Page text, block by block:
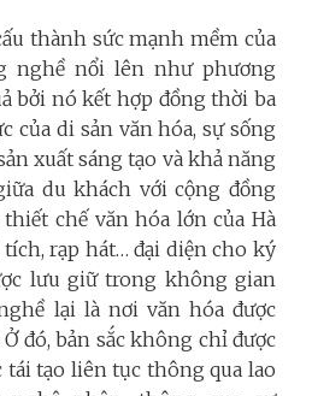
thành sức mạnh mềm của
nghề nổi lên như phương
bởi nó kết hợp đồng thời ba
của di sản văn hóa, sự sống
xuất sáng tạo và khả năng
du khách với cộng đồng
chế văn hóa lớn của Hà
rạp hát… đại diện cho ký
lưu giữ trong không gian
lại là nơi văn hóa được
đó, bản sắc không chỉ được
tái tạo liên tục thông qua lao